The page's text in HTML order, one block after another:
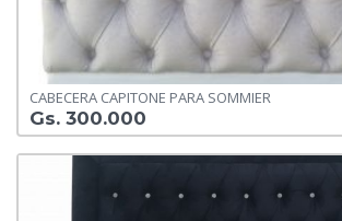
CABECERA CAPITONE PARA SOMMIER
Gs. 300.000